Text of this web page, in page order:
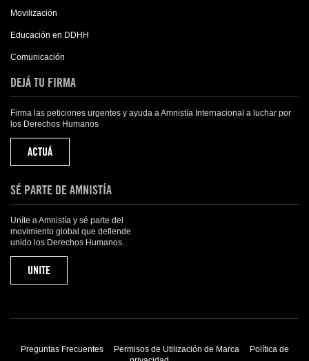
Movilización
Educación en DDHH
Comunicación
DEJÁ TU FIRMA
Firma las peticiones urgentes y ayuda a Amnistía Internacional a luchar por
los Derechos Humanos
ACTUÁ
SÉ PARTE DE AMNISTÍA
Uníte a Amnistía y sé parte del
movimiento global que defiende
unido los Derechos Humanos.
UNITE
Preguntas Frecuentes Permisos de Utilización de Marca
Política de